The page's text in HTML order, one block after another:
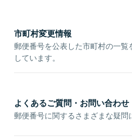
市町村変更情報
郵便番号を公表した市町村の一
しています。
よくあるご質問・お問い合わせ
郵便番号に関するさまざまな疑問